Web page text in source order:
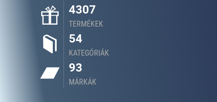
4307
TERMÉKEK
54
KATEGÓRIÁK
93
MÁRKÁK